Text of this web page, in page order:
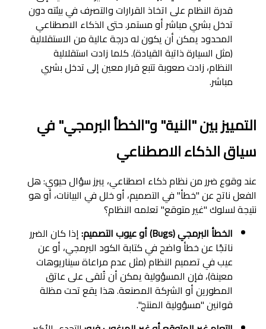
قدرة النظام على اتخاذ القرارات والتصرف في بيئته دون
تدخل بشري مباشر أو مستمر. حتى الذكاء الاصطناعي
المحدود يمكن أن يكون له درجة عالية من الاستقلالية
(مثل السيارة ذاتية القيادة). كلما زادت استقلالية
النظام، زادت صعوبة تتبع قرار معين إلى تدخل بشري
مباشر.
التمييز بين "النية" و"الخطأ البرمجي" في
سياق الذكاء الاصطناعي
عند وقوع ضرر من نظام ذكاء اصطناعي، يبرز سؤال حيوي: هل
الفعل ناتج عن "خطأ" في التصميم، أو خلل في البيانات، أو هو
نتيجة لسلوك "غير متوقع" تعلمه النظام؟
الخطأ البرمجي (Bugs) أو عيوب التصميم:
إذا كان الضرر
ناتجًا عن خطأ واضح في كتابة الكود البرمجي، أو عن
عيب في تصميم النظام (مثل عدم مراعاة سيناريوهات
معينة)، فإن المسؤولية يمكن أن تُلقى على عاتق
المطورين أو الشركة المصنعة. هذا يقع تحت مظلة
قوانين "مسؤولية المنتج".